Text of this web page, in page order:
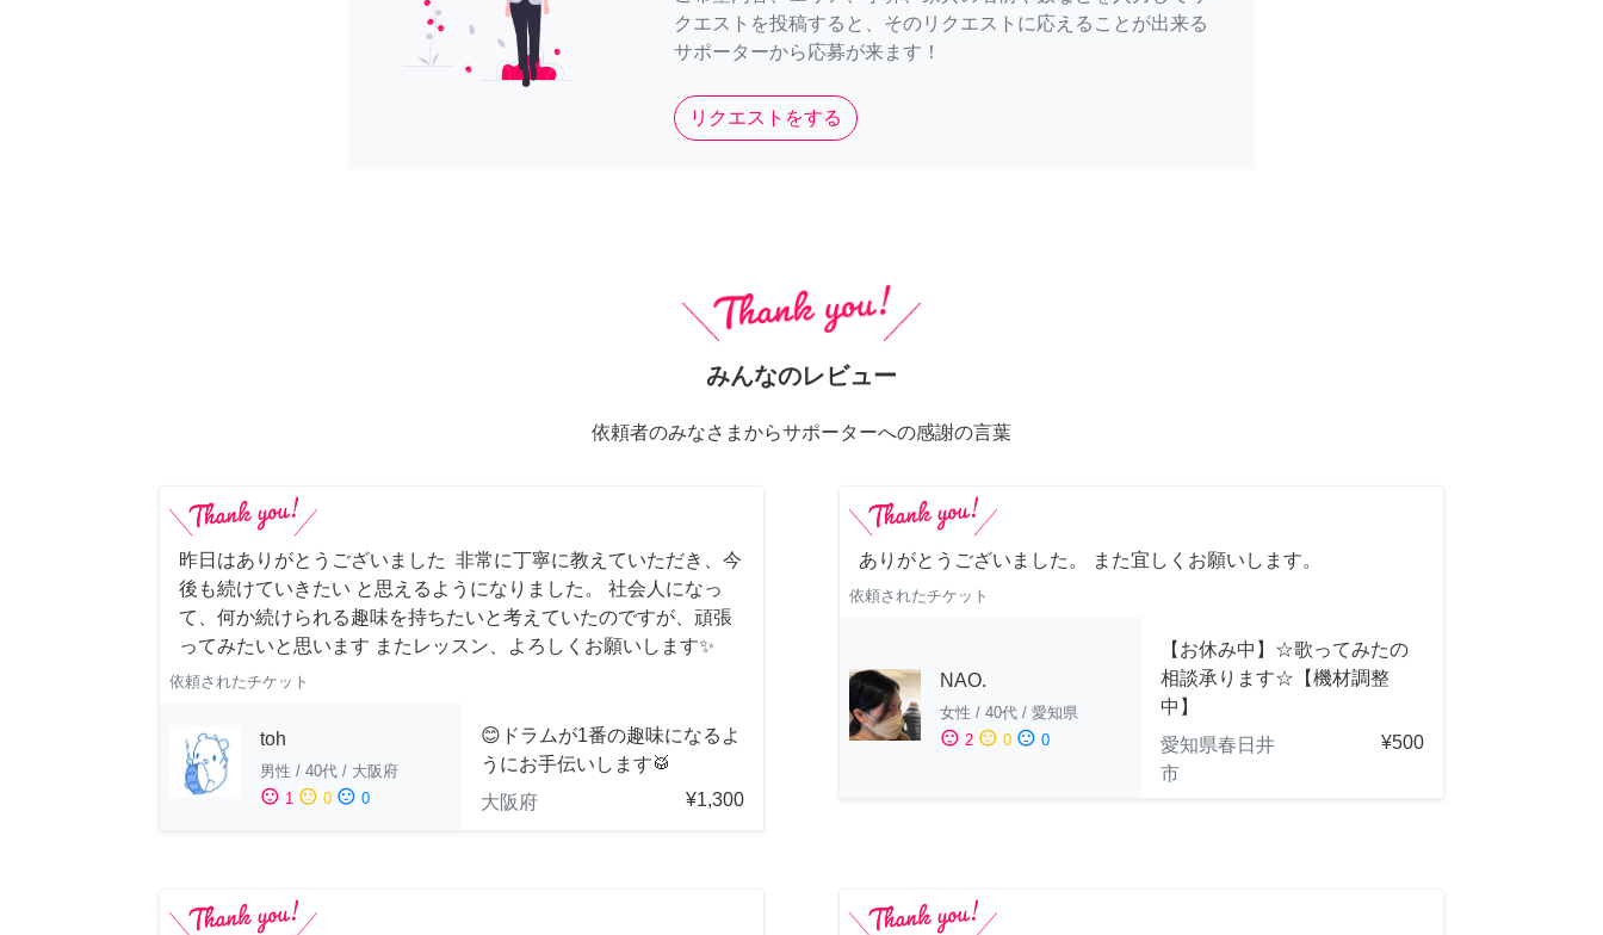
クエストを投稿すると、そのリクエストに応えることが出来る
サポーターから応募が来ます！
リクエストをする
みんなのレビュー
依頼者のみなさまからサポーターへの感謝の言葉
昨日はありがとうございました 非常に丁寧に教えていただき、今
後も続けていきたい と思えるようになりました。 社会人になっ
て、何か続けられる趣味を持ちたいと考えていたのですが、頑張
ってみたいと思います またレッスン、よろしくお願いします✨
依頼されたチケット
toh
男性 / 40代 / 大阪府
sentiment_satisfied 1 sentiment_neutral 0 sentiment_dissatisfied 0
😊ドラムが1番の趣味になるよ
うにお手伝いします🥁
大阪府
¥1,300
ありがとうございました。 また宜しくお願いします。
依頼されたチケット
NAO.
女性 / 40代 / 愛知県
sentiment_satisfied 2 sentiment_neutral 0 sentiment_dissatisfied 0
【お休み中】☆歌ってみたの
相談承ります☆【機材調整
中】
愛知県春日井
市
¥500